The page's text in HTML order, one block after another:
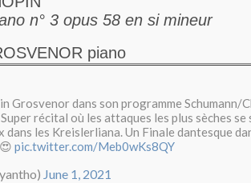
n° 3 opus 58 en si mineur
piano
Grosvenor dans son programme Schumann/
récital où les attaques les plus sèches se
dans les Kreislerliana. Un Finale dantesque
pic.twitter.com/Meb0wKs8QY
June 1, 2021